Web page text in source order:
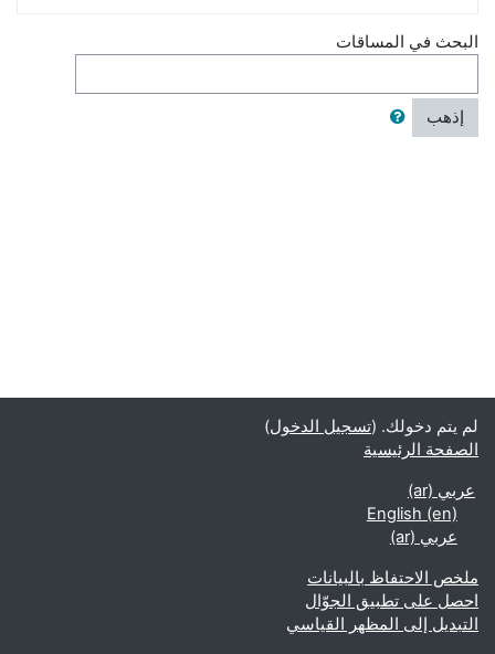
البحث في المساقات
إذهب
لم يتم دخولك. (تسجيل الدخول)
الصفحة الرئيسية
عربي ‎(ar)‎
English ‎(en)‎
عربي ‎(ar)‎
ملخص الاحتفاظ بالبيانات
احصل على تطبيق الجوّال
التبديل إلى المظهر القياسي